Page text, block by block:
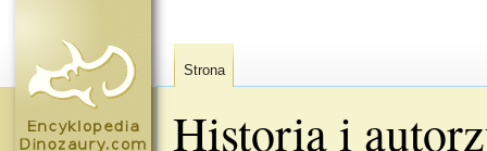
Historia i
Strona